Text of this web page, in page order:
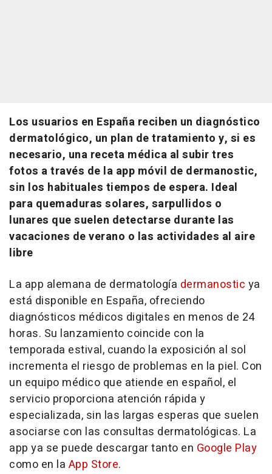
Los usuarios en España reciben un diagnóstico
dermatológico, un plan de tratamiento y, si es
necesario, una receta médica al subir tres
fotos a través de la app móvil de dermanostic,
sin los habituales tiempos de espera. Ideal
para quemaduras solares, sarpullidos o
lunares que suelen detectarse durante las
vacaciones de verano o las actividades al aire
libre
La app alemana de dermatología dermanostic ya
está disponible en España, ofreciendo
diagnósticos médicos digitales en menos de 24
horas. Su lanzamiento coincide con la
temporada estival, cuando la exposición al sol
incrementa el riesgo de problemas en la piel. Con
un equipo médico que atiende en español, el
servicio proporciona atención rápida y
especializada, sin las largas esperas que suelen
asociarse con las consultas dermatológicas. La
app ya se puede descargar tanto en Google Play
como en la App Store.